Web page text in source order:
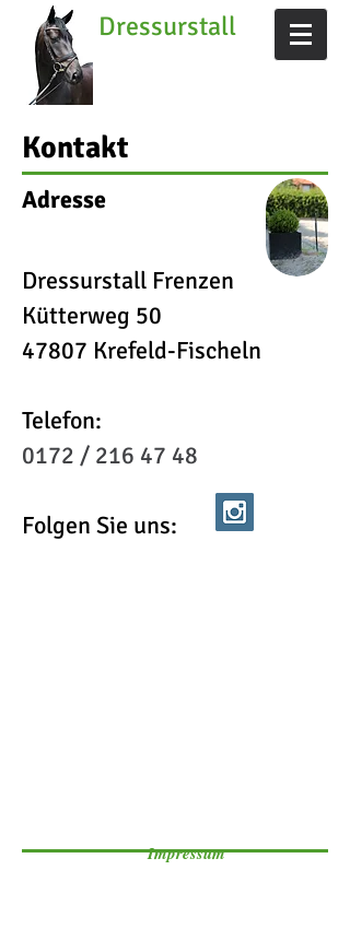
Dressurstall
Kontakt
Adresse
Dressurstall Frenzen
Kütterweg 50
47807 Krefeld-Fischeln
Telefon:
0172 / 216 47 48
Folgen Sie uns:
Impressum